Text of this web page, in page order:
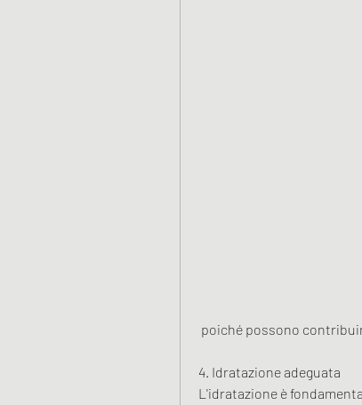
poiché possono
4. Idratazione adeguata
L'idratazione è